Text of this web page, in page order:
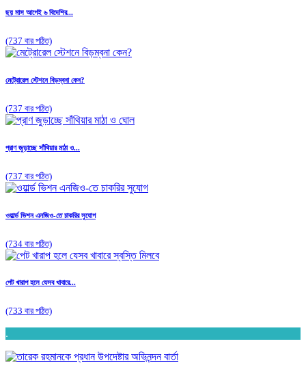
ছয় মাস আগেই ৬ বিদেশির...
(737 বার পঠিত)
মেট্রোরেল স্টেশনে বিড়ম্বনা কেন?
(737 বার পঠিত)
প্রাণ জুড়াচ্ছে সাঁথিয়ার মাঠা ও...
(737 বার পঠিত)
ওয়ার্ল্ড ভিশন এনজিও-তে চাকরির সুযোগ
(734 বার পঠিত)
পেট খারাপ হলে যেসব খাবারে...
(733 বার পঠিত)
.